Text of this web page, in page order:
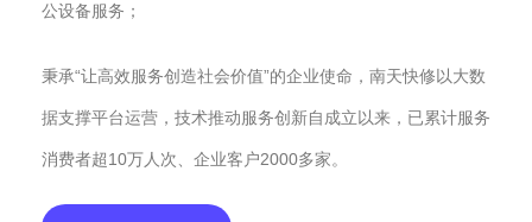
公设备服务；
秉承“让高效服务创造社会价值”的企业使命，南天快修以大数
据支撑平台运营，技术推动服务创新自成立以来，已累计服务
消费者超10万人次、企业客户2000多家。